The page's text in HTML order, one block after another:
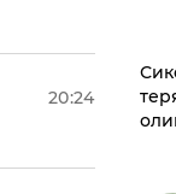
20:24